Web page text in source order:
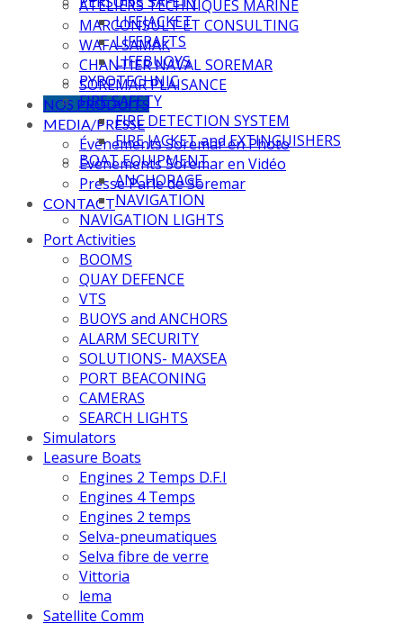
ATELIERS TECHNIQUES MARINE
MARCONSULT ET CONSULTING
WAFA SAMAK
CHANTIER NAVAL SOREMAR
SOREMAR PLAISANCE
NOS PRODUITS
MEDIA/PRESSE
Évènements Soremar en Photo
Évènements Soremar en Vidéo
Presse Parle de Soremar
CONTACT
LIFEJACKET
LIFERAFTS
LIFEBUOYS
PYROTECHNIC
FIRE SAFETY
FIRE DETECTION SYSTEM
FIRE JACKET and EXTINGUISHERS
BOAT EQUIPMENT
ANCHORAGE
NAVIGATION
NAVIGATION LIGHTS
Port Activities
BOOMS
QUAY DEFENCE
VTS
BUOYS and ANCHORS
ALARM SECURITY
SOLUTIONS- MAXSEA
PORT BEACONING
CAMERAS
SEARCH LIGHTS
Simulators
Leasure Boats
Engines 2 Temps D.F.I
Engines 4 Temps
Engines 2 temps
Selva-pneumatiques
Selva fibre de verre
Vittoria
lema
Satellite Comm